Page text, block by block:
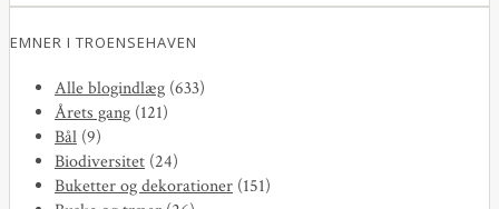
EMNER I TROENSEHAVEN
Alle blogindlæg (633)
Årets gang (121)
Bål (9)
Biodiversitet (24)
Buketter og dekorationer (151)